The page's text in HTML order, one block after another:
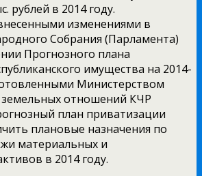
рублей в 2014 году.
изменениями в
Собрания (Парламента)
Прогнозного плана
имущества на 2014-
Министерством
отношений КЧР
план приватизации
плановые назначения по
материальных и
в 2014 году.